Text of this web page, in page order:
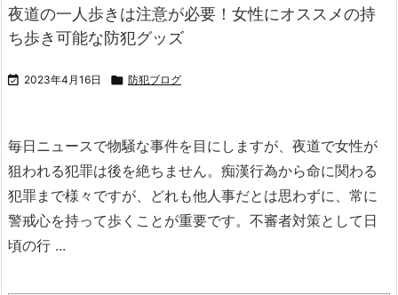
夜道の一人歩きは注意が必要！女性にオススメの持
ち歩き可能な防犯グッズ
 2023年4月16日  防犯ブログ
毎日ニュースで物騒な事件を目にしますが、夜道で女性が
狙われる犯罪は後を絶ちません。 痴漢行為から命に関わる
犯罪まで様々ですが、どれも他人事だとは思わずに、常に
警戒心を持って歩くことが重要です。 不審者対策として日
頃の行 ...